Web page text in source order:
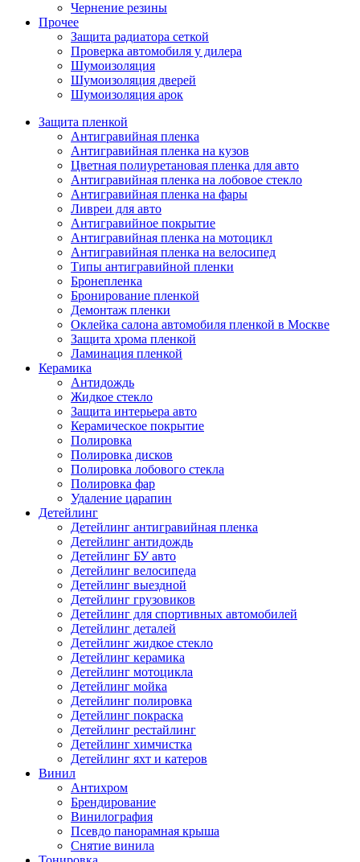
Чернение резины
Прочее
Защита радиатора сеткой
Проверка автомобиля у дилера
Шумоизоляция
Шумоизоляция дверей
Шумоизоляция арок
Защита пленкой
Антигравийная пленка
Антигравийная пленка на кузов
Цветная полиуретановая пленка для авто
Антигравийная пленка на лобовое стекло
Антигравийная пленка на фары
Ливреи для авто
Антигравийное покрытие
Антигравийная пленка на мотоцикл
Антигравийная пленка на велосипед
Типы антигравийной пленки
Бронепленка
Бронирование пленкой
Демонтаж пленки
Оклейка салона автомобиля пленкой в Москве
Защита хрома пленкой
Ламинация пленкой
Керамика
Антидождь
Жидкое стекло
Защита интерьера авто
Керамическое покрытие
Полировка
Полировка дисков
Полировка лобового стекла
Полировка фар
Удаление царапин
Детейлинг
Детейлинг антигравийная пленка
Детейлинг антидождь
Детейлинг БУ авто
Детейлинг велосипеда
Детейлинг выездной
Детейлинг грузовиков
Детейлинг для спортивных автомобилей
Детейлинг деталей
Детейлинг жидкое стекло
Детейлинг керамика
Детейлинг мотоцикла
Детейлинг мойка
Детейлинг полировка
Детейлинг покраска
Детейлинг рестайлинг
Детейлинг химчистка
Детейлинг яхт и катеров
Винил
Антихром
Брендирование
Винилография
Псевдо панорамная крыша
Снятие винила